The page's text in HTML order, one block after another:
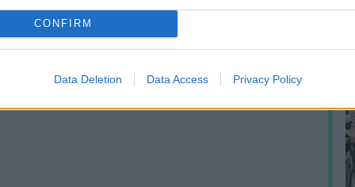
CONFIRM
Data Deletion Data Access Privacy Policy